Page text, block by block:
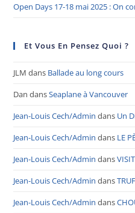
Open Days 17-18 mai 2025 : On
Et Vous En Pensez Quoi ?
JLM dans Ballade au long cours
Dan dansSeaplane à Vancouver
Jean-Louis Cech/Admin dans Un
Jean-Louis Cech/Admin dans LE
Jean-Louis Cech/Admin dans
Jean-Louis Cech/Admin dans
Jean-Louis Cech/Admin dans